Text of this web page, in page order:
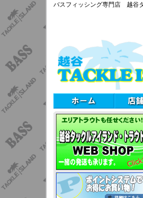
バスフィッシング専門店 越谷